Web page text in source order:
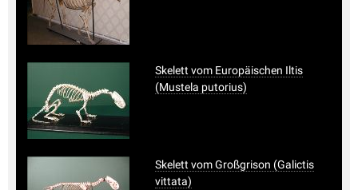
Skelett vom Europäischen Iltis
(Mustela putorius)
Skelett vom Großgrison (Galictis
vittata)